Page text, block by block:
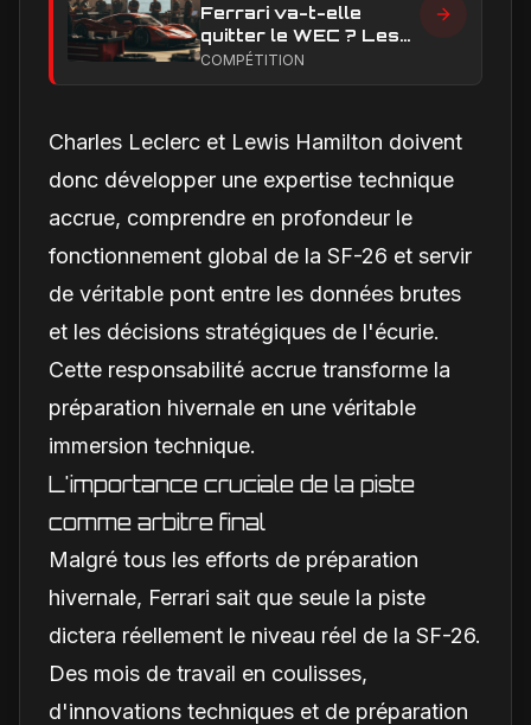
Ferrari va-t-elle
quitter le WEC ? Les
vrais enjeux
COMPÉTITION
Charles Leclerc et Lewis Hamilton doivent
donc développer une expertise technique
accrue, comprendre en profondeur le
fonctionnement global de la SF-26 et servir
de véritable pont entre les données brutes
et les décisions stratégiques de l'écurie.
Cette responsabilité accrue transforme la
préparation hivernale en une véritable
immersion technique.
L'importance cruciale de la piste
comme arbitre final
Malgré tous les efforts de préparation
hivernale, Ferrari sait que seule la piste
dictera réellement le niveau réel de la SF-26.
Des mois de travail en coulisses,
d'innovations techniques et de préparation